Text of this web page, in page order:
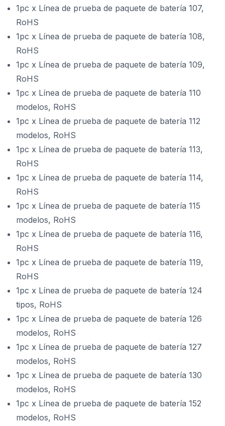
1pc x Línea de prueba de paquete de batería 107,
RoHS
1pc x Línea de prueba de paquete de batería 108,
RoHS
1pc x Línea de prueba de paquete de batería 109,
RoHS
1pc x Línea de prueba de paquete de batería 110
modelos, RoHS
1pc x Línea de prueba de paquete de batería 112
modelos, RoHS
1pc x Línea de prueba de paquete de batería 113,
RoHS
1pc x Línea de prueba de paquete de batería 114,
RoHS
1pc x Línea de prueba de paquete de batería 115
modelos, RoHS
1pc x Línea de prueba de paquete de batería 116,
RoHS
1pc x Línea de prueba de paquete de batería 119,
RoHS
1pc x Línea de prueba de paquete de batería 124
tipos, RoHS
1pc x Línea de prueba de paquete de batería 126
modelos, RoHS
1pc x Línea de prueba de paquete de batería 127
modelos, RoHS
1pc x Línea de prueba de paquete de batería 130
modelos, RoHS
1pc x Línea de prueba de paquete de batería 152
modelos, RoHS